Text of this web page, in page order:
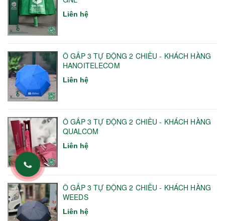
Liên hệ
Ô GẤP 3 TỰ ĐỘNG 2 CHIỀU - KHÁCH HÀNG
HANOITELECOM
Liên hệ
Ô GẤP 3 TỰ ĐỘNG 2 CHIỀU - KHÁCH HÀNG
QUALCOM
Liên hệ
Ô GẤP 3 TỰ ĐỘNG 2 CHIỀU - KHÁCH HÀNG
WEEDS
Liên hệ